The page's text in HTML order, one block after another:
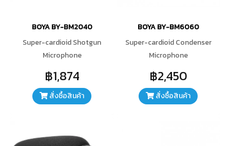
BOYA BY-BM2040
Super-cardioid Shotgun
Microphone
฿1,874
สั่งซื้อสินค้า
BOYA BY-BM6060
Super-cardioid Condenser
Microphone
฿2,450
สั่งซื้อสินค้า